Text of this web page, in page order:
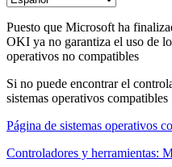
Puesto que Microsoft ha
OKI ya no garantiza el uso de
operativos no compatibles
Si no puede encontrar el
sistemas operativos compatibles
Página de sistemas operativos
Controladores y herramientas: